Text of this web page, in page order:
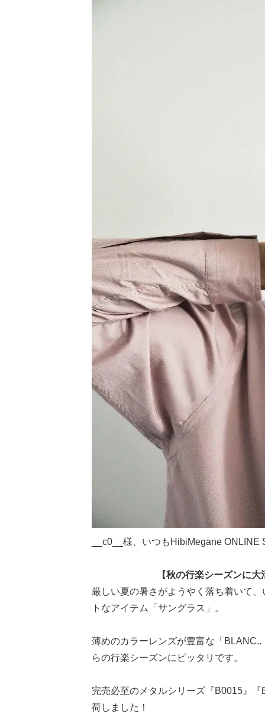
__c0__様、いつもHibiMegane
【秋の行楽シーズンに
厳しい夏の暑さがようやく落ち着いて
トなアイテム「サングラス」。
薄めのカラーレンズが豊富な「
らの行楽シーズンにピッタリです。
完売必至のメタルシリーズ『B0015』
荷しました！